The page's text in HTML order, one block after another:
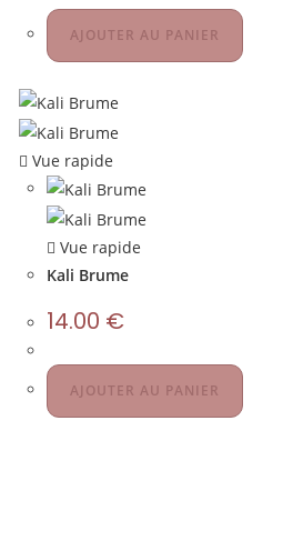
AJOUTER AU PANIER
Vue rapide
Vue rapide
Kali Brume
14.00 €
AJOUTER AU PANIER